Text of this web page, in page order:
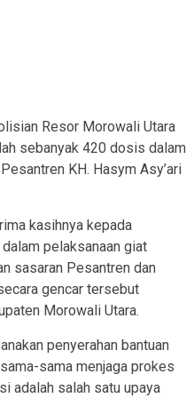
Resor Morowali Utara
sebanyak 420 dosis dalam
KH. Hasym Asy’ari
kasihnya kepada
pelaksanaan giat
sasaran Pesantren dan
gencar tersebut
Morowali Utara.
penyerahan bantuan
sama menjaga prokes
adalah salah satu upaya